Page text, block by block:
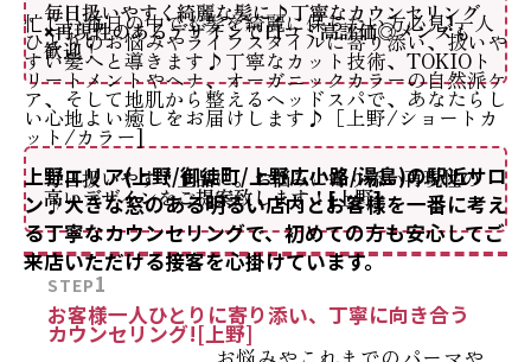
毎日扱いやすく綺麗な髪に♪丁寧なカウンセリング
×再現性のあるデザインで口コミ高評価◎メンズも
歓迎！
忙しい毎日の中でも髪を綺麗に保ちたい方必見!一人
ひとりのお悩みやライフスタイルに寄り添い、扱いや
すい髪へと導きます♪丁寧なカット技術、TOKIOト
リートメントやヘナ、オーガニックカラーの自然派ケ
ア、そして地肌から整えるヘッドスパで、あなたらし
い心地よい癒しをお届けします♪［上野/ショートカ
ット/カラー]
毎日扱いやすく上品に。お悩みに寄り添い再現性の
高いデザインをご提案致します！[上野]
上野エリア(上野/御徒町/上野広小路/湯島)の駅近サロ
ン♪大きな窓のある明るい店内とお客様を一番に考え
る丁寧なカウンセリングで、初めての方も安心してご
来店いただける接客を心掛けています。
STEP1
お客様一人ひとりに寄り添い、丁寧に向き合う
カウンセリング![上野]